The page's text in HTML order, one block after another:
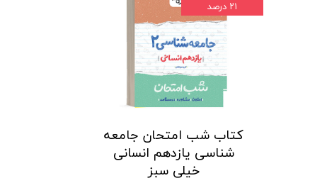
کتاب شب امتحان جامعه
شناسی یازدهم انسانی
خیلی سبز
۲۱ درصد